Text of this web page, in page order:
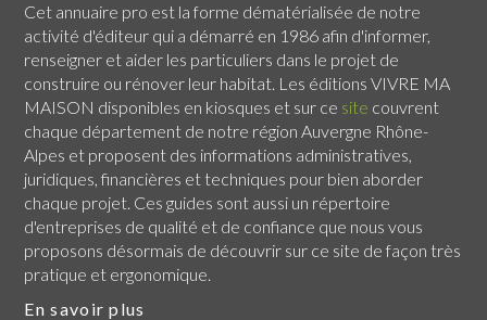
Cet annuaire pro est la forme dématérialisée de notre
activité d'éditeur qui a démarré en 1986 afin d'informer,
renseigner et aider les particuliers dans le projet de
construire ou rénover leur habitat. Les éditions VIVRE MA
MAISON disponibles en kiosques et sur ce site couvrent
chaque département de notre région Auvergne Rhône-
Alpes et proposent des informations administratives,
juridiques, financières et techniques pour bien aborder
chaque projet. Ces guides sont aussi un répertoire
d'entreprises de qualité et de confiance que nous vous
proposons désormais de découvrir sur ce site de façon très
pratique et ergonomique.
En savoir plus